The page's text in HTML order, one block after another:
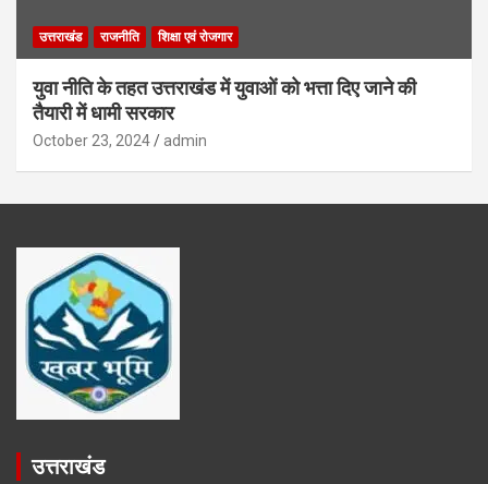
उत्तराखंड राजनीति शिक्षा एवं रोजगार
युवा नीति के तहत उत्तराखंड में युवाओं को भत्ता दिए जाने की
तैयारी में धामी सरकार
October 23, 2024 admin
उत्तराखंड